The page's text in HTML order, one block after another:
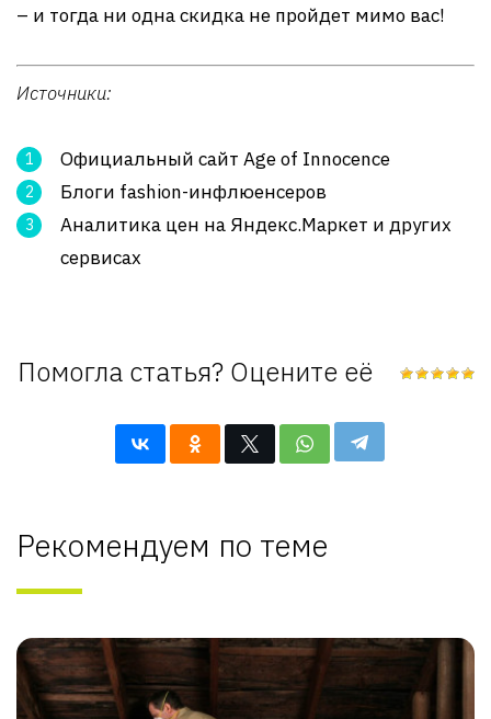
– и тогда ни одна скидка не пройдет мимо вас!
Источники:
Официальный сайт Age of Innocence
Блоги fashion-инфлюенсеров
Аналитика цен на Яндекс.Маркет и других
сервисах
Помогла статья? Оцените её
Рекомендуем по теме